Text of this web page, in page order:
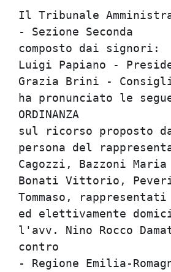
Il Tribunale Amministrativo Regionale per l'Emilia-Romagna di Bologna           
- Sezione Seconda                                                               
composto dai signori:                                                           
Luigi Papiano - Presidente; Giancarlo Mozzarelli - Consigliere rel.;            
Grazia Brini - Consigliere;                                                     
ha pronunciato le seguente                                                      
ORDINANZA                                                                       
sul ricorso proposto dal Consorzio del Canale Corto di Mariano, in              
persona del rappresentante legale, nonche' dai soci signori Carlo               
Cagozzi, Bazzoni Maria Guglielmina, Villani Paolo, Bazzoni Liliana,             
Bonati Vittorio, Peveri Roberto, Corsi Alessandro, Corsi Paolo, Corsi           
Tommaso, rappresentati e difesi dall'avv.to Fabio Massimo Cantarelli,           
ed elettivamente domiciliati in Bologna, Via Garibaldi n. 1 presso              
l'avv. Nino Rocco Damato;                                                       
contro                                                                          
- Regione Emilia-Romagna rappresentata e difesa dagli avv.ti Stefano            
Baccolini e Francesco Rizzo (Bologna, Via San Gervasio n. 10);                  
- Consorzio della Bonifica Parmense, non costituito;                            
per l'annullamento                                                              
- della deliberazione del Consiglio regionale della Regione                     
Emilia-Romagna n. 1033 del 23/11/1998 concernente la soppressione del           
Consorzio ricorrente.                                                           
Nella fase preliminare dell'udienza pubblica del 6/4/2000, l'avv.               
Stefano Baccolini, per la Regione, si e' direttamente rimesso agli              
scritti gia' depositati in giudizio; nessuno e' comparso per il                 
Consorzio ricorrente.                                                           
Considerato quanto segue:                                                       
FATTO                                                                           
La parte ricorrente ha impugnato la delibera consiliare meglio                  
indicata dianzi.                                                                
Le censure proposte attengono:                                                  
1) all'erronea interpretazione ed applicazione dell'art. 4 della L.R.           
16/87. Si afferma che la soppressione di cui alla norma regionale non           
puo' che riguardare i Consorzi irrigui di diritto amministrativo